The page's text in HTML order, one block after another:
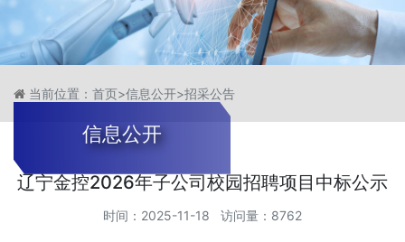
信息公开
当前位置： 首页>信息公开>招采公告
辽宁金控2026年子公司校园招聘项目中标公示
时间：2025-11-18 访问量：8762